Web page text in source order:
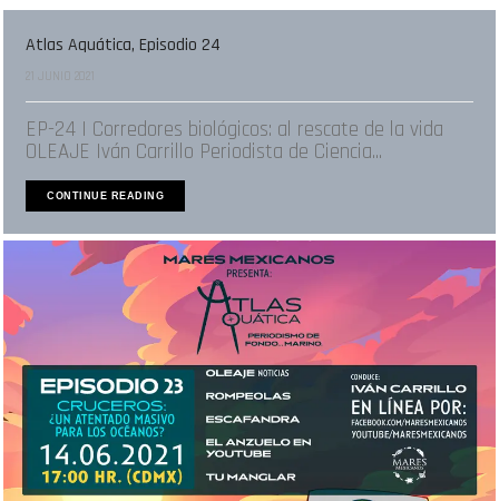
Atlas Aquática, Episodio 24
21 JUNIO 2021
EP-24 | Corredores biológicos: al rescate de la vida
OLEAJE Iván Carrillo Periodista de Ciencia...
CONTINUE READING